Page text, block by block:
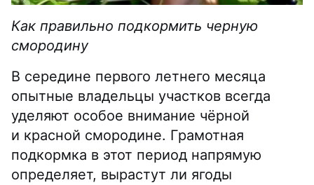
Как правильно подкормить черную
смородину
В середине первого летнего месяца
опытные владельцы участков всегда
уделяют особое внимание чёрной
и красной смородине. Грамотная
подкормка в этот период напрямую
определяет, вырастут ли ягоды